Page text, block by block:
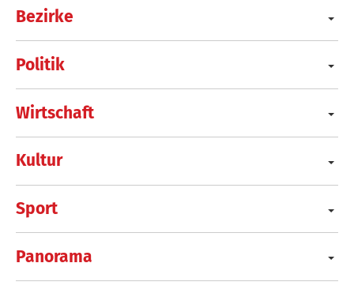
Bezirke
Politik
Wirtschaft
Kultur
Sport
Panorama